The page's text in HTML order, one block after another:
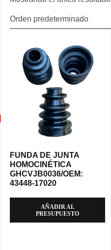
FUNDA DE JUNTA
HOMOCINÉTICA
GHCVJB0036/OEM:
43448-17020
AÑADIR AL
PRESUPUESTO